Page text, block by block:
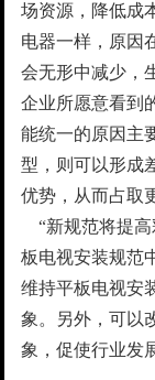
场资源，降低成
电器一样，原因
会无形中减少，
企业所愿意看到
能统一的原因主
型，则可以形成
优势，从而占取
“新规范将提高
板电视安装规范
维持平板电视安
象。另外，可以
象，促使行业发